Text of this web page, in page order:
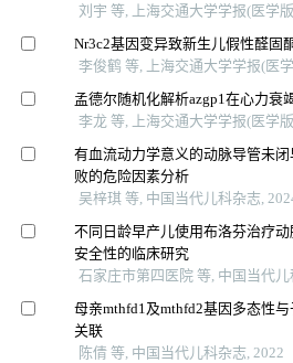
刘宇 等, 上海交通大学学报(医学
Nr3c2基因变异致新生儿假性醛固
李俊鹤 等, 上海交通大学学报(医
孟德尔随机化解析azgp1在心力衰
李龙 等, 上海交通大学学报(医学
有血流动力学意义的动脉导管未
败的危险因素分析
吴梓琪 等, 中国当代儿科杂志,
不同日龄早产儿使用布洛芬治疗
安全性的临床研究
石家庄市第四医院 等, 中国当代儿
母亲mthfd1及mthfd2基因多态性
关联
陈倩 等, 中国当代儿科杂志, 2022